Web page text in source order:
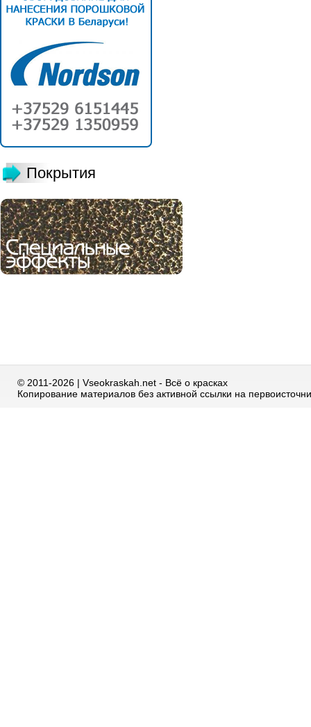
Покрытия
© 2011-2026 | Vseokraskah.net - Всё о красках
Копирование материалов без активной ссылки на